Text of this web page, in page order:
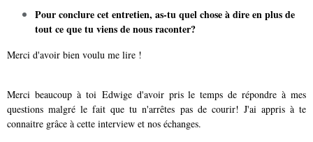
Pour conclure cet entretien, as-tu quel chose à dire en plus de
tout ce que tu viens de nous raconter?
Merci d'avoir bien voulu me lire !
Merci beaucoup à toi Edwige d'avoir pris le temps de répondre à mes
questions malgré le fait que tu n'arrêtes pas de courir! J'ai appris à te
connaitre grâce à cette interview et nos échanges.